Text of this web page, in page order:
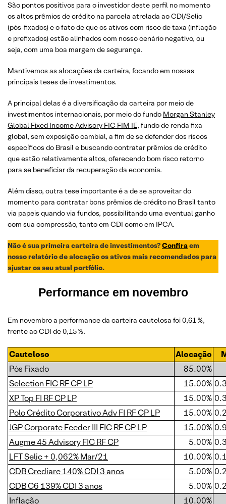
São pontos positivos para o investidor deste perfil no momento
os altos prêmios de crédito na parcela atrelada ao CDI/Selic
(pós-fixados) e o fato de que os ativos com risco de taxa (inflação
e prefixados) estão alinhados com nosso cenário negativo, ou
seja, com uma boa margem de segurança.
Mantivemos as alocações da carteira, focando em nossas
principais teses de investimentos.
A principal delas é a diversificação da carteira por meio de
investimentos internacionais, por meio do fundo Morgan Stanley
Global Fixed Income Advisory FIC FIM IE, fundo de renda fixa
global, sem exposição cambial, a fim de se defender dos riscos
específicos do Brasil e buscando contratar prêmios de crédito
que estão relativamente altos, oferecendo bom risco retorno
para se beneficiar da recuperação da economia.
Além disso, outra tese importante é a de se aproveitar do
momento para contratar bons prêmios de crédito no Brasil tanto
via papeis quando via fundos, possibilitando uma eventual ganho
com sua compressão, tanto em CDI como em IPCA.
Não é sua primeira carteira de investimentos?Confiraem
nosso relatório de alocação os ativos mais recomendados para
ajustar os seu atual portfólio.
Performance em novembro
Em novembro a performance da carteira cautelosa foi 0,61 %,
frente ao CDI de 0,15 %.
Cauteloso Alocação
Pós Fixado
85.00%
Selection FIC RF CP LP
15.00%
XP Top FI RF CP LP
15.00%
Polo Crédito Corporativo Adv FI RF CP LP
15.00%
JGP Corporate Feeder III FIC RF CP LP
15.00%
Augme 45 Advisory FIC RF CP
5.00%
LFT Selic + 0,062% Mar/21
10.00%
CDB Crediare 140% CDI 3 anos
5.00%
CDB C6 139% CDI 3 anos
5.00%
Inflação
10.00%